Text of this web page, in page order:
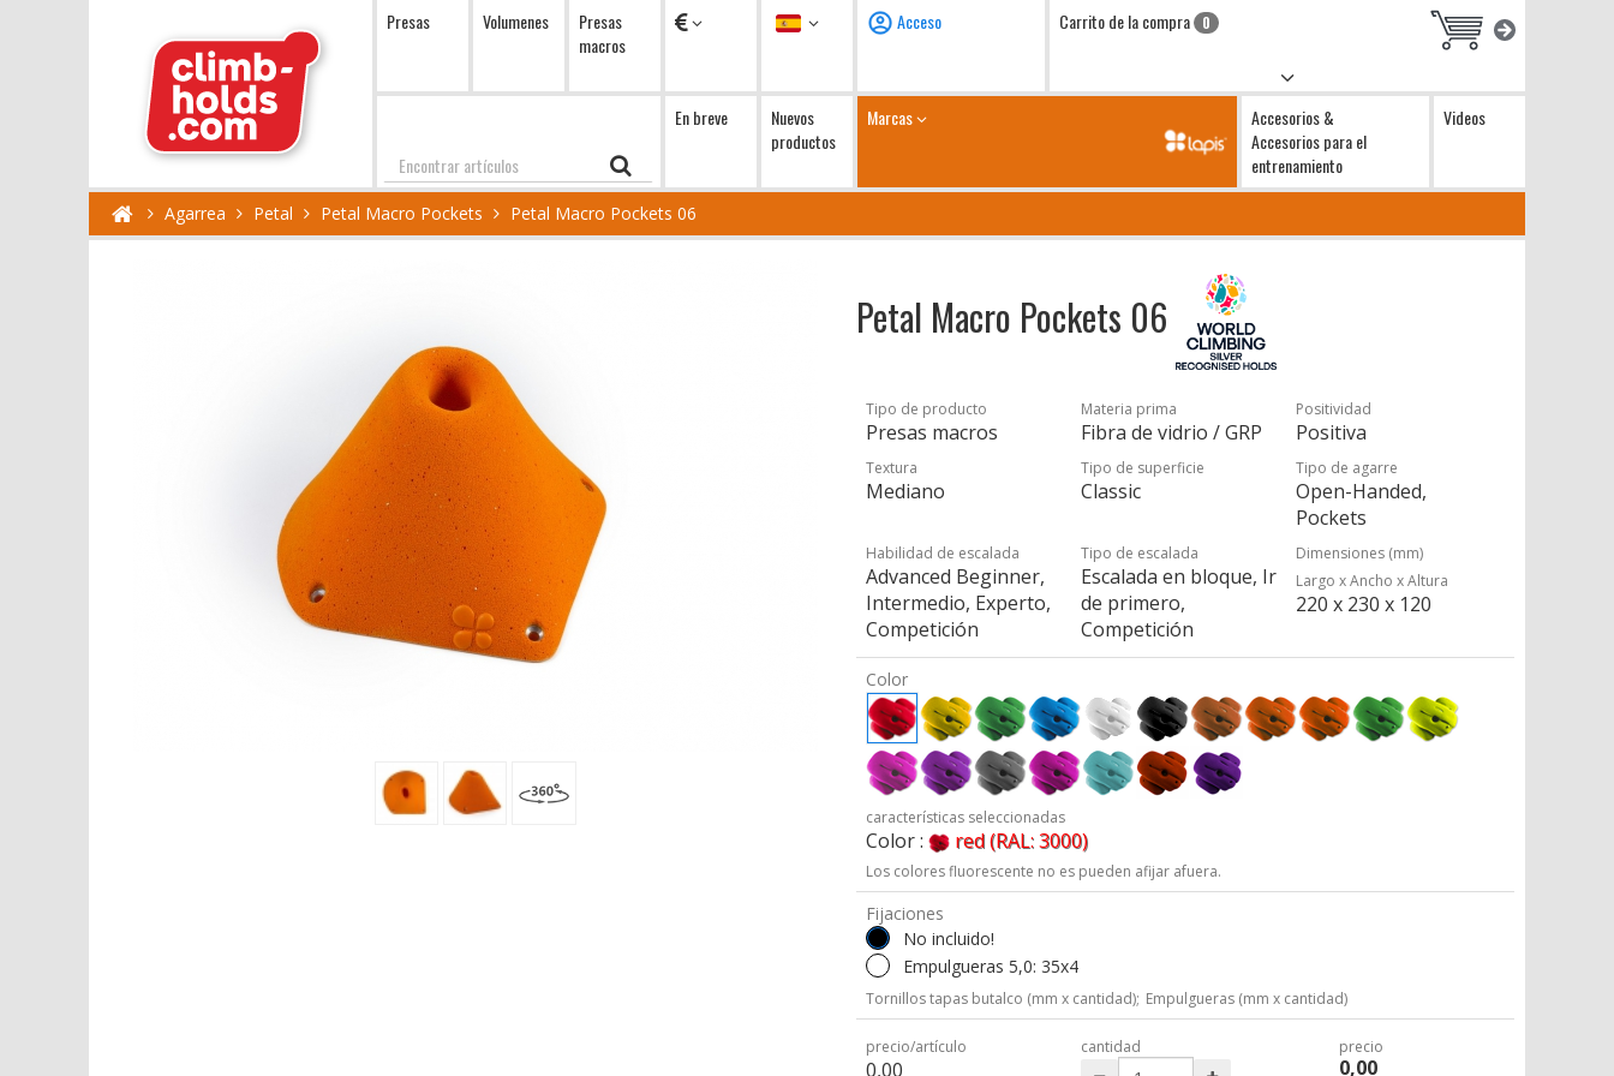
Presas Volumenes
Presas
macros
Monedas Idioma Acceso Carrito de la compra 0
Encontrar
En breve
Nuevos
productos
Marcas
Accesorios &
Accesorios para el
entrenamiento
Videos
Agarrea Petal Petal Macro Pockets Petal Macro Pockets 06
Petal Macro Pockets 06
Tipo de producto
Presas macros
Materia prima
Fibra de vidrio / GRP
Positividad
Positiva
Textura
Mediano
Tipo de superficie
Classic
Tipo de agarre
Open-Handed,
Pockets
Habilidad de escalada
Advanced Beginner,
Intermedio, Experto,
Competición
Tipo de escalada
Escalada en bloque, Ir
de primero,
Competición
Dimensiones (mm)
Largo x Ancho x Altura
220 x 230 x 120
Color
características seleccionadas
Color : red (RAL: 3000)
Los colores fluorescente no es pueden afijar afuera.
Fijaciones
No incluido!
Empulgueras 5,0: 35x4
Tornillos tapas butalco (mm x cantidad); Empulgueras (mm x cantidad)
precio/artículo
0,00
cantidad precio
0,00